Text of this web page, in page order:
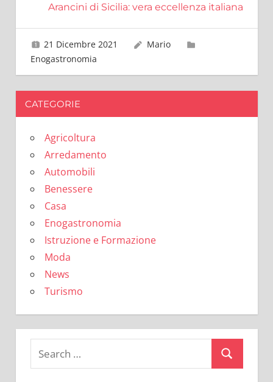
Arancini di Sicilia: vera eccellenza italiana
21 Dicembre 2021
Mario
Enogastronomia
CATEGORIE
Agricoltura
Arredamento
Automobili
Benessere
Casa
Enogastronomia
Istruzione e Formazione
Moda
News
Turismo
Search